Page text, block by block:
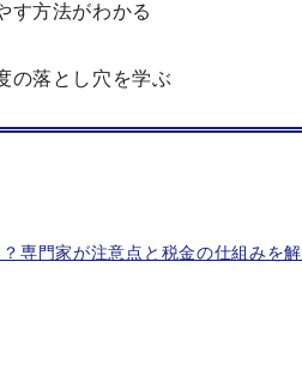
す方法がわかる
の落とし穴を学ぶ
専門家が注意点と税金の仕組みを解